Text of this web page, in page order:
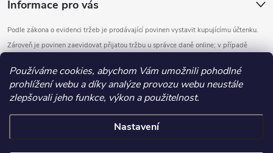
Používáme cookies, abychom Vám umožnili pohodlné
prohlížení webu a díky analýze provozu webu neustále
zlepšovali jeho funkce, výkon a použitelnost.
Nastavení
Informace pro vás
Podle zákona o evidenci tržeb je prodávající povinen vystavit kupujícímu účtenku.
Zároveň je povinen zaevidovat přijatou tržbu u správce daně online; v případě
Vytvořil Shoptet
Copyright 2026DOMYS. Všechna práva vyhrazena.